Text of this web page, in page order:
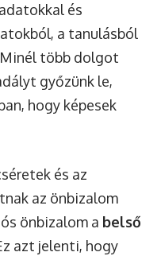
és
a tanulásból
több dolgot
győzünk le,
hogy képesek
és az
az önbizalom
önbizalom a belső
azt jelenti, hogy